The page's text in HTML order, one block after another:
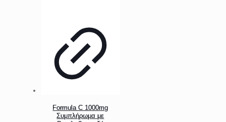
Formula C 1000mg
Συμπλήρωμα με